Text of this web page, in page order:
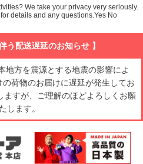
う配送遅延のお知らせ 】
地方を震源とする地震の影響によ
荷物のお届けに遅延が発生してお
ますが、ご理解のほどよろしくお願
します。
We take your privacy very seriously.
details and any questions.Yes No